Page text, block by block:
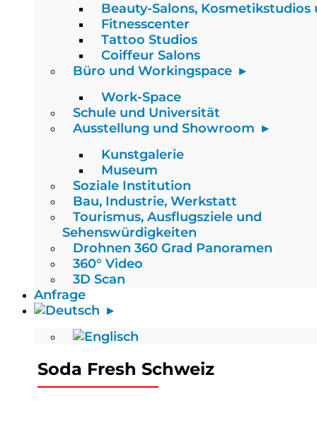
Beauty-Salons, Kosmetikstudios
Fitnesscenter
Tattoo Studios
Coiffeur Salons
Büro und Workingspace
Work-Space
Schule und Universität
Ausstellung und Showroom
Kunstgalerie
Museum
Soziale Institution
Bau, Industrie, Werkstatt
Tourismus, Ausflugsziele und
Sehenswürdigkeiten
Drohnen 360 Grad Panoramen
360° Video
3D Scan
Anfrage
Soda Fresh Schweiz